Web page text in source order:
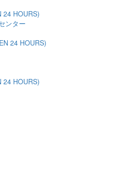
24 HOURS)
ンター
24 HOURS)
24 HOURS)